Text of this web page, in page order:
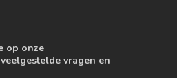
op onze
vragen en